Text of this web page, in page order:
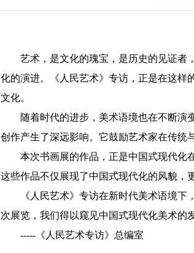
艺术，是文化的瑰宝，是历史的见证者，
化的演进。《人民艺术》专访，正是在这样
文化。
随着时代的进步，美术语境也在不断演变
创作产生了深远影响。它鼓励艺术家在传统
本次书画展的作品，正是中国式现代化在
这些作品不仅展现了中国式现代化的风貌，
《人民艺术》专访在新时代美术语境下，
次展览，我们得以窥见中国式现代化美术的
-----《人民艺术专访》总编室